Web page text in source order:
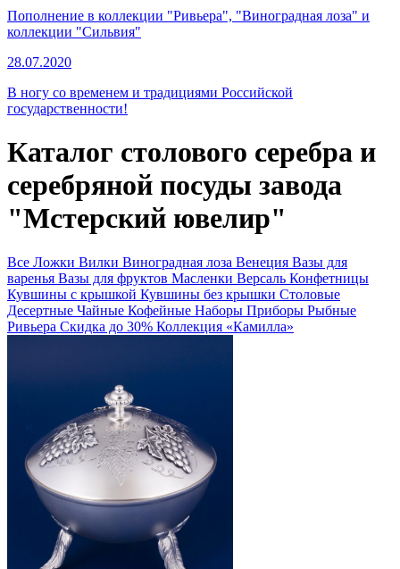
Пополнение в коллекции "Ривьера", "Виноградная лоза" и
коллекции "Сильвия"
28.07.2020
В ногу со временем и традициями Российской
государственности!
Каталог столового серебра и
серебряной посуды завода
"Мстерский ювелир"
Все Ложки Вилки Виноградная лоза Венеция Вазы для
варенья Вазы для фруктов Масленки Версаль Конфетницы
Кувшины с крышкой Кувшины без крышки Столовые
Десертные Чайные Кофейные Наборы Приборы Рыбные
Ривьера Скидка до 30% Коллекция «Камилла»